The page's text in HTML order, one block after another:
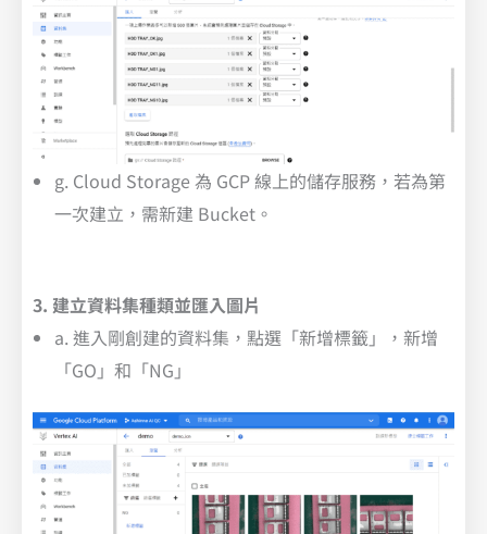
g. Cloud Storage 為 GCP 線上的儲存服務，若為第
一次建立，需新建 Bucket。
3. 建立資料集種類並匯入圖片
a. 進入剛創建的資料集，點選「新增標籤」，新增
「GO」和「NG」